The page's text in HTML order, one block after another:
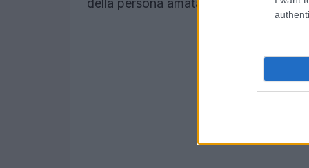
della persona amata.